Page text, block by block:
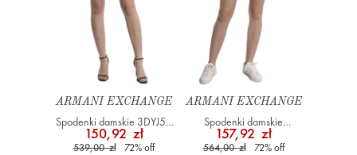
ARMANI EXCHANGE
Spodenki damskie 3DYJ59
Y15JZ Kremowy
150,92 zł
539,00 zł 72%off
ARMANI EXCHANGE
Spodenki damskie
XW000135 AF12855 Biały
157,92 zł
564,00 zł 72%off